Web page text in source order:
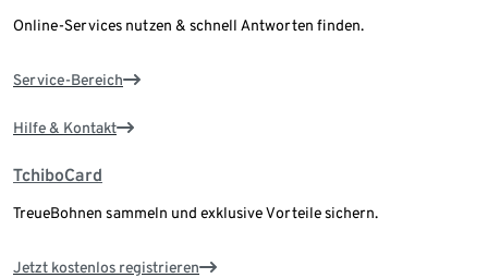
Online-Services nutzen & schnell Antworten finden.
Service-Bereich
Hilfe & Kontakt
TchiboCard
TreueBohnen sammeln und exklusive Vorteile sichern.
Jetzt kostenlos registrieren